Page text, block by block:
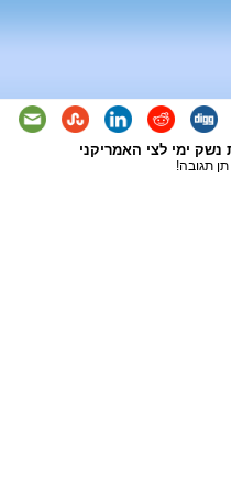
ימי לצי האמריקני
תגובה!